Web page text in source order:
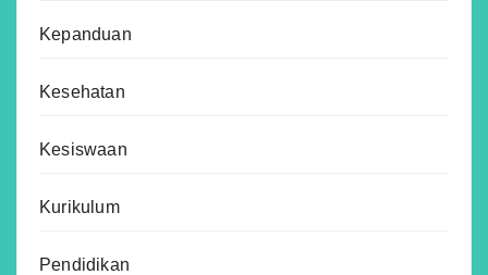
Kepanduan
Kesehatan
Kesiswaan
Kurikulum
Pendidikan